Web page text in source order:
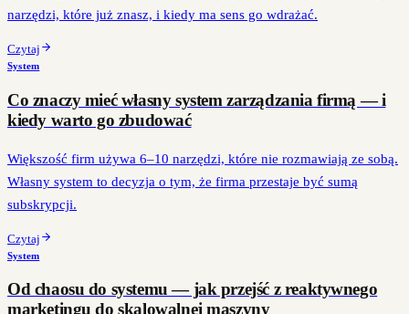
narzędzi, które już znasz, i kiedy ma sens go wdrażać.
Czytaj
System
Co znaczy mieć własny system zarządzania firmą — i
kiedy warto go zbudować
Większość firm używa 6–10 narzędzi, które nie rozmawiają ze sobą.
Własny system to decyzja o tym, że firma przestaje być sumą
subskrypcji.
Czytaj
System
Od chaosu do systemu — jak przejść z reaktywnego
marketingu do skalowalnej maszyny